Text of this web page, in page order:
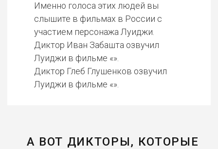
Именно голоса этих людей вы
слышите в фильмах в России с
участием персонажа Луиджи.
Диктор Иван Забашта озвучил
Луиджи в фильме «».
Диктор Глеб Глушенков озвучил
Луиджи в фильме «».
А ВОТ ДИКТОРЫ, КОТОРЫЕ